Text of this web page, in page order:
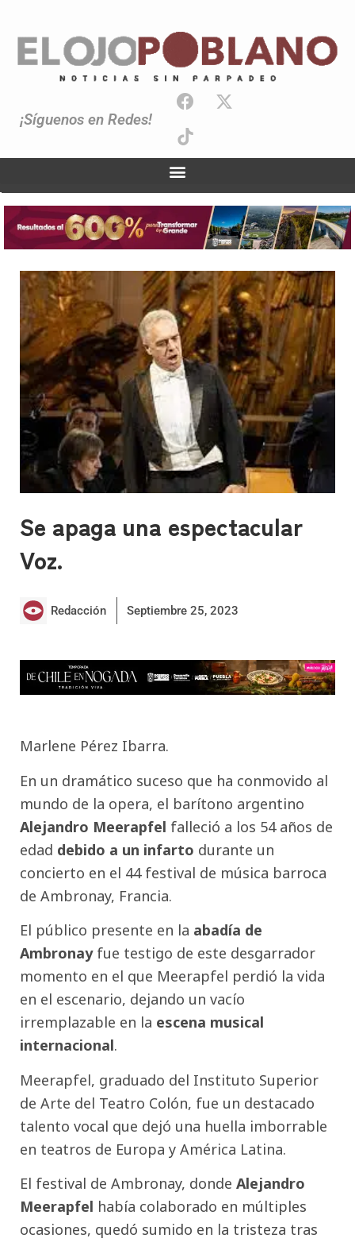
¡Síguenos en Redes!
Se apaga una espectacular
Voz.
Redacción Septiembre 25, 2023
Marlene Pérez Ibarra.
En un dramático suceso que ha conmovido al
mundo de la opera, el barítono argentino
Alejandro Meerapfel falleció a los 54 años de
edad debido a un infarto durante un
concierto en el 44 festival de música barroca
de Ambronay, Francia.
El público presente en la abadía de
Ambronayfue testigo de este desgarrador
momento en el que Meerapfel perdió la vida
en el escenario, dejando un vacío
irremplazable en la escena musical
internacional.
Meerapfel, graduado del Instituto Superior
de Arte del Teatro Colón, fue un destacado
talento vocal que dejó una huella imborrable
en teatros de Europa y América Latina.
El festival de Ambronay, donde Alejandro
Meerapfel había colaborado en múltiples
ocasiones, quedó sumido en la tristeza tras